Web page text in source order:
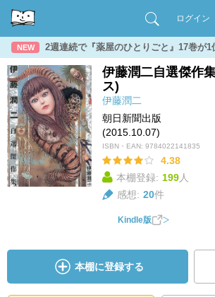
ログイン
NEW 2週連続で『薬屋のひとりごと』17巻が
伊藤潤二自選傑作
ス)
伊藤潤二
朝日新聞出版
(2015.10.07)
ISBN・EAN: 9784022141835
4.38
本棚登録: 199人
感想: 20件
Kindle版
本棚に登録する